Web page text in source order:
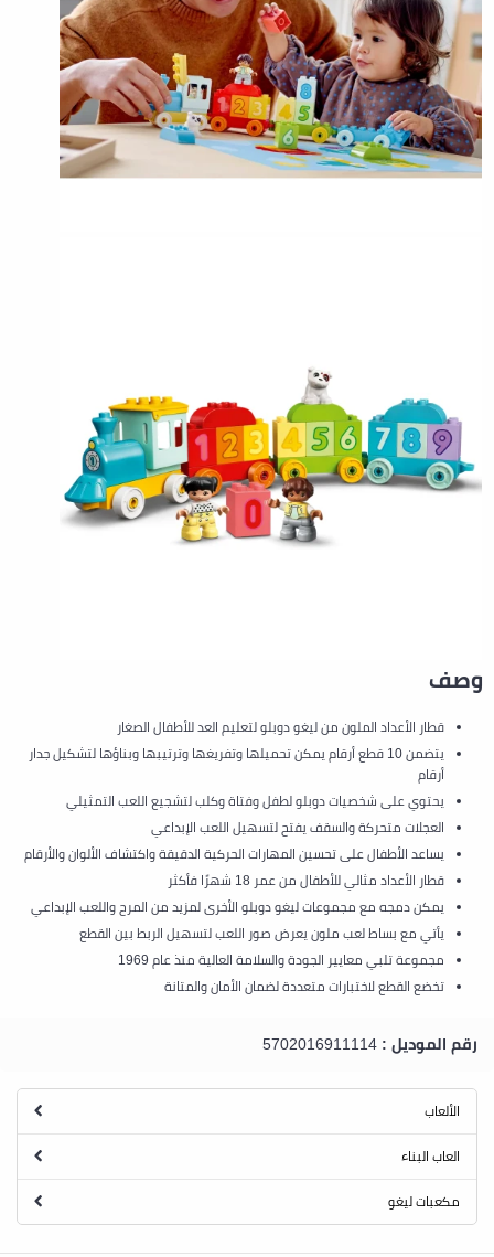
وصف
قطار الأعداد الملون من ليغو دوبلو لتعليم العد للأطفال الصغار
يتضمن 10 قطع أرقام يمكن تحميلها وتفريغها وترتيبها وبناؤها لتشكيل جدار
أرقام
يحتوي على شخصيات دوبلو لطفل وفتاة وكلب لتشجيع اللعب التمثيلي
العجلات متحركة والسقف يفتح لتسهيل اللعب الإبداعي
يساعد الأطفال على تحسين المهارات الحركية الدقيقة واكتشاف الألوان والأرقام
قطار الأعداد مثالي للأطفال من عمر 18 شهرًا فأكثر
يمكن دمجه مع مجموعات ليغو دوبلو الأخرى لمزيد من المرح واللعب الإبداعي
يأتي مع بساط لعب ملون يعرض صور اللعب لتسهيل الربط بين القطع
مجموعة تلبي معايير الجودة والسلامة العالية منذ عام 1969
تخضع القطع لاختبارات متعددة لضمان الأمان والمتانة
رقم الموديل : 5702016911114
الألعاب
العاب البناء
مكعبات ليغو